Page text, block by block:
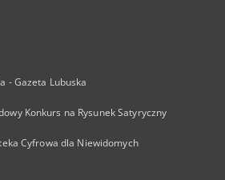
- Gazeta Lubuska
Konkurs na Rysunek Satyryczny
Cyfrowa dla Niewidomych